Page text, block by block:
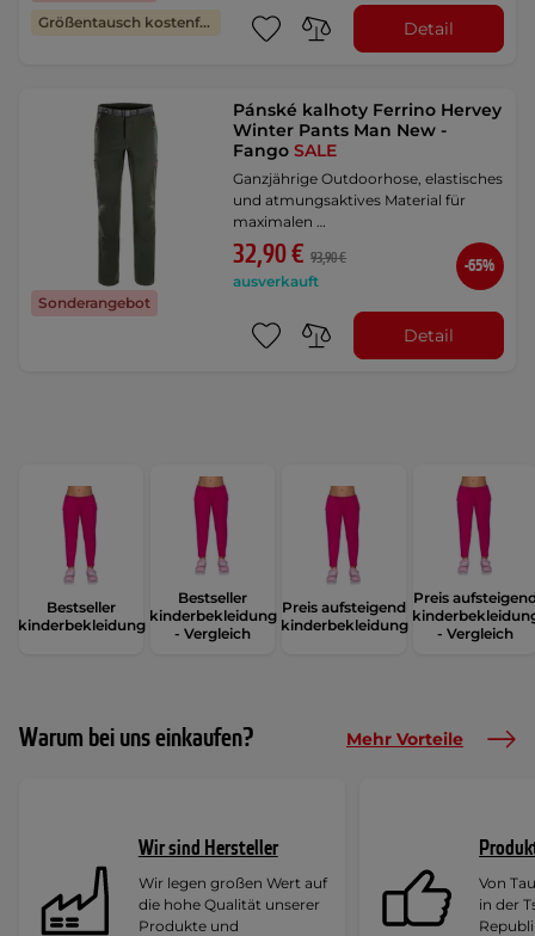
Größentausch kostenfrei
Detail
Sonderangebot
Pánské kalhoty Ferrino Hervey
Winter Pants Man New -
FangoSALE
Ganzjährige Outdoorhose, elastisches
und atmungsaktives Material für
maximalen …
32,90 € 93,90 €
ausverkauft
-65%
Detail
Bestseller
kinderbekleidung
Bestseller
kinderbekleidung
- Vergleich
Preis aufsteigend
kinderbekleidung
Preis
- Vergleich
Warum bei uns einkaufen? Mehr Vorteile
Wir sind Hersteller
Wir legen großen Wert auf
die hohe Qualität unserer
Produkte und
Von
in der